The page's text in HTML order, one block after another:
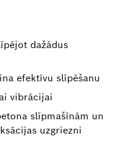
dažādus
efektīvu slīpēšanu
vibrācijai
slīpmašīnām un
uzgriezni